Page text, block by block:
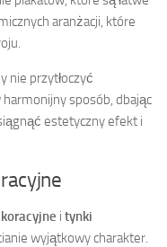
aranżacji, które
nie przytłoczyć
sposób, dbając
estetyczny efekt i
i tynki
wyjątkowy charakter.